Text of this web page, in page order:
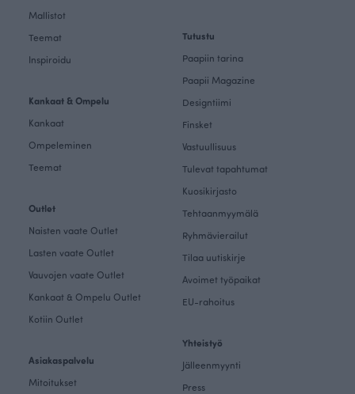
Mallistot
Teemat
Inspiroidu
Kankaat & Ompelu
Kankaat
Ompeleminen
Teemat
Outlet
Naisten vaate Outlet
Lasten vaate Outlet
Vauvojen vaate Outlet
Kankaat & Ompelu Outlet
Kotiin Outlet
Asiakaspalvelu
Mitoitukset
Tutustu
Paapiin tarina
Paapii Magazine
Designtiimi
Finsket
Vastuullisuus
Tulevat tapahtumat
Kuosikirjasto
Tehtaanmyymälä
Ryhmävierailut
Tilaa uutiskirje
Avoimet työpaikat
EU-rahoitus
Yhteistyö
Jälleenmyynti
Press